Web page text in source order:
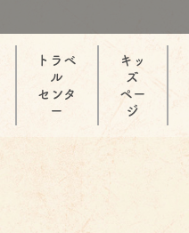
トラベ
ル
センタ
ー
キッ
ズ
ペー
ジ